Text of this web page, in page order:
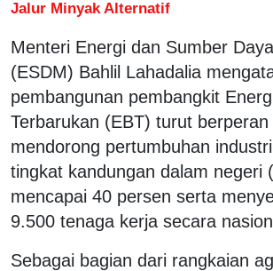
Jalur Minyak Alternatif
Menteri Energi dan Sumber
(ESDM) Bahlil Lahadalia
pembangunan pembangkit
Terbarukan (EBT) turut berperan
mendorong pertumbuhan
tingkat kandungan dalam negeri
mencapai 40 persen serta
9.500 tenaga kerja secara
Sebagai bagian dari rangkaian